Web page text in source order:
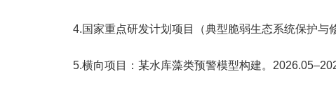
4.国家重点研发计划项目（典型脆弱生态系统保护与
5.横向项目：某水库藻类预警模型构建。